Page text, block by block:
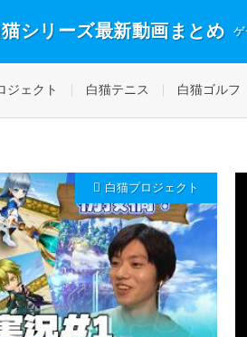
シリーズ最新動画まとめ ゲ
ジェクト 白猫テニス 白猫ゴルフ
白猫プロジェクト